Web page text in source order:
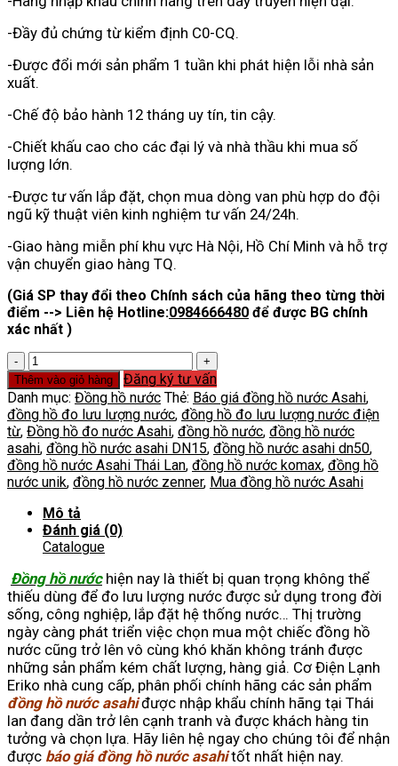
-Đầy đủ chứng từ kiểm định C0-CQ.
-Được đổi mới sản phẩm 1 tuần khi phát hiện lỗi nhà sản
xuất.
-Chế độ bảo hành 12 tháng uy tín, tin cậy.
-Chiết khấu cao cho các đại lý và nhà thầu khi mua số
lượng lớn.
-Được tư vấn lắp đặt, chọn mua dòng van phù hợp do đội
ngũ kỹ thuật viên kinh nghiệm tư vấn 24/24h.
-Giao hàng miễn phí khu vực Hà Nội, Hồ Chí Minh và hỗ trợ
vận chuyển giao hàng TQ.
(Giá SP thay đổi theo Chính sách của hãng theo từng thời
điểm --> Liên hệ Hotline:0984666480 để được BG chính
xác nhất )
Báo
giá
đồng
hồ
nước
asahi
số
lượng
Thêm vào giỏ hàng
Đăng ký tư vấn
Danh mục: Đồng hồ nước Thẻ: Báo giá đồng hồ nước Asahi,
đồng hồ đo lưu lượng nước, đồng hồ đo lưu lượng nước điện
từ, Đồng hồ đo nước Asahi, đồng hồ nước, đồng hồ nước
asahi, đồng hồ nước asahi DN15, đồng hồ nước asahi dn50,
đồng hồ nước Asahi Thái Lan, đồng hồ nước komax, đồng hồ
nước unik, đồng hồ nước zenner, Mua đồng hồ nước Asahi
Mô tả
Đánh giá (0)
Catalogue
Đồng hồ nước hiện nay là thiết bị quan trọng không thể
thiếu dùng để đo lưu lượng nước được sử dụng trong đời
sống, công nghiệp, lắp đặt hệ thống nước… Thị trường
ngày càng phát triển việc chọn mua một chiếc đồng hồ
nước cũng trở lên vô cùng khó khăn không tránh được
những sản phẩm kém chất lượng, hàng giả. Cơ Điện Lạnh
Eriko nhà cung cấp, phân phối chính hãng các sản phẩm
đồng hồ nước asahiđược nhập khẩu chính hãng tại Thái
lan đang dần trở lên cạnh tranh và được khách hàng tin
tưởng và chọn lựa. Hãy liên hệ ngay cho chúng tôi để nhận
được báo giá đồng hồ nước asahitốt nhất hiện nay.